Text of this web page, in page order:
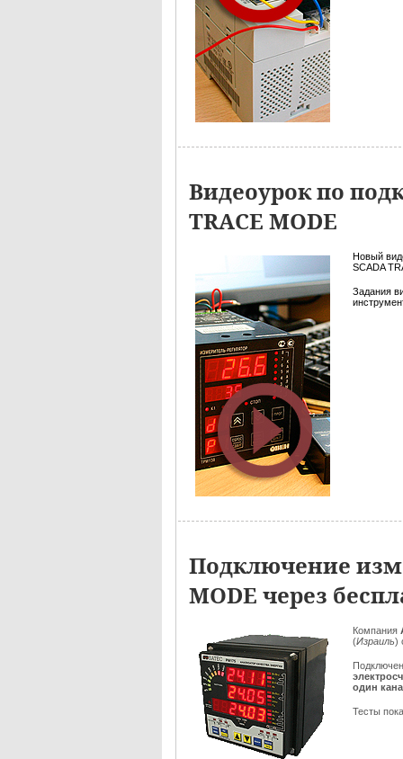
Видеоурок по
TRACE MODE
Новый
SCADA
Задания
Подключение
MODE через
Компания
(Израиль)
один
Тесты